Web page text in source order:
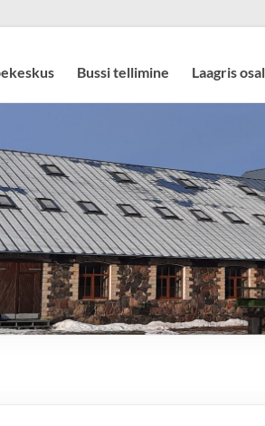
Bussi tellimine Laagris